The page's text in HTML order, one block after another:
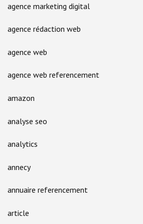
agence marketing digital
agence rédaction web
agence web
agence web referencement
amazon
analyse seo
analytics
annecy
annuaire referencement
article